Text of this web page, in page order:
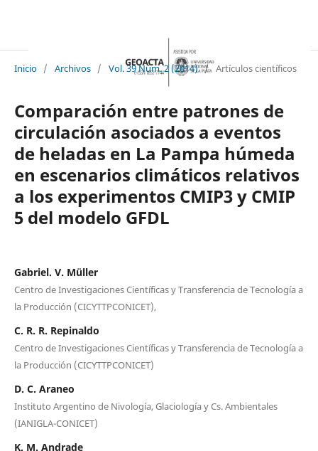
Inicio / Archivos / Vol. 39 Núm. 2 (2014) / Artículos científicos
Comparación entre patrones de
circulación asociados a eventos
de heladas en La Pampa húmeda
en escenarios climáticos relativos
a los experimentos CMIP3 y CMIP
5 del modelo GFDL
Gabriel. V. Müller
Centro de Investigaciones Científicas y Transferencia de Tecnología a
la Producción (CICYTTPCONICET),
C. R. R. Repinaldo
Centro de Investigaciones Científicas y Transferencia de Tecnología a
la Producción (CICYTTPCONICET)
D. C. Araneo
Instituto Argentino de Nivología, Glaciología y Cs. Ambientales
(IANIGLA-CONICET)
K. M. Andrade